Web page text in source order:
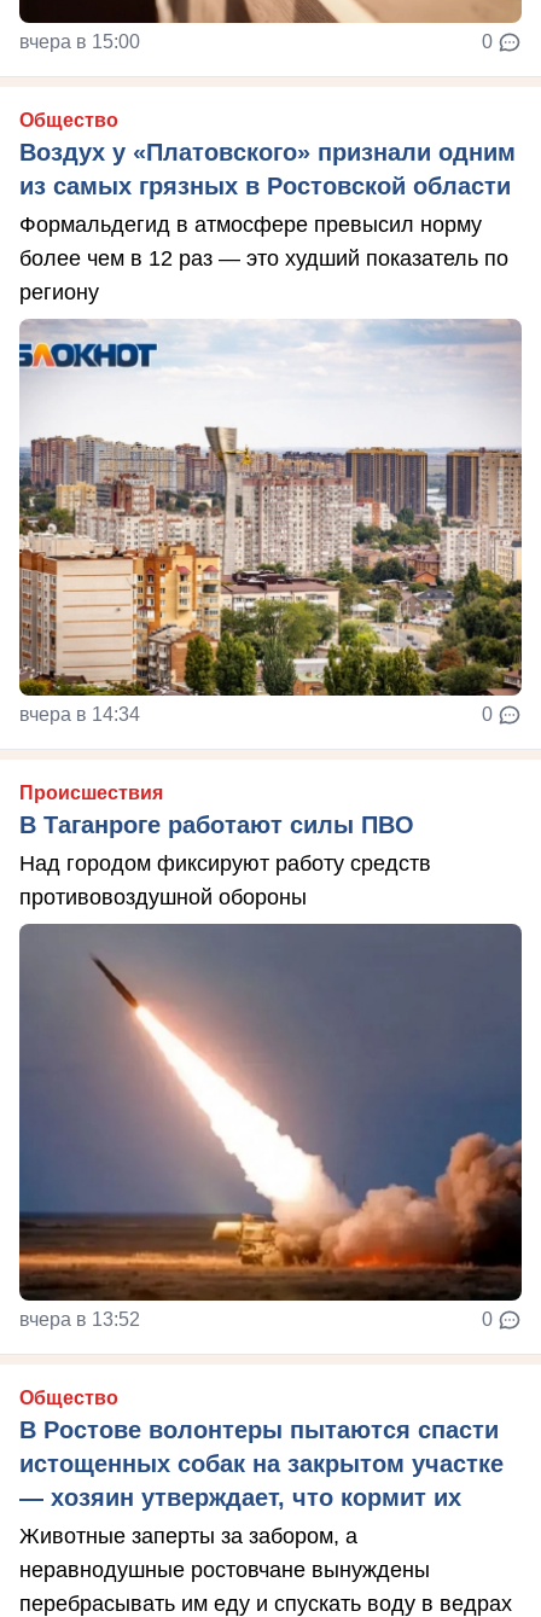
вчера в 15:00 0
Общество
Воздух у «Платовского» признали одним
из самых грязных в Ростовской области
Формальдегид в атмосфере превысил норму
более чем в 12 раз — это худший показатель по
региону
вчера в 14:34 0
Происшествия
В Таганроге работают силы ПВО
Над городом фиксируют работу средств
противовоздушной обороны
вчера в 13:52 0
Общество
В Ростове волонтеры пытаются спасти
истощенных собак на закрытом участке
— хозяин утверждает, что кормит их
Животные заперты за забором, а
неравнодушные ростовчане вынуждены
перебрасывать им еду и спускать воду в ведрах